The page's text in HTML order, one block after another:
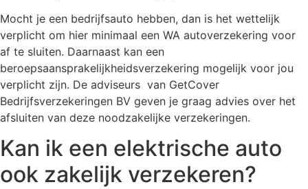
Mocht je een bedrijfsauto hebben, dan is het wettelijk
verplicht om hier minimaal een WA autoverzekering voor
af te sluiten. Daarnaast kan een
beroepsaansprakelijkheidsverzekering mogelijk voor jou
verplicht zijn. De adviseurs van GetCover
Bedrijfsverzekeringen BV geven je graag advies over het
afsluiten van deze noodzakelijke verzekeringen.
Kan ik een elektrische auto
ook zakelijk verzekeren?